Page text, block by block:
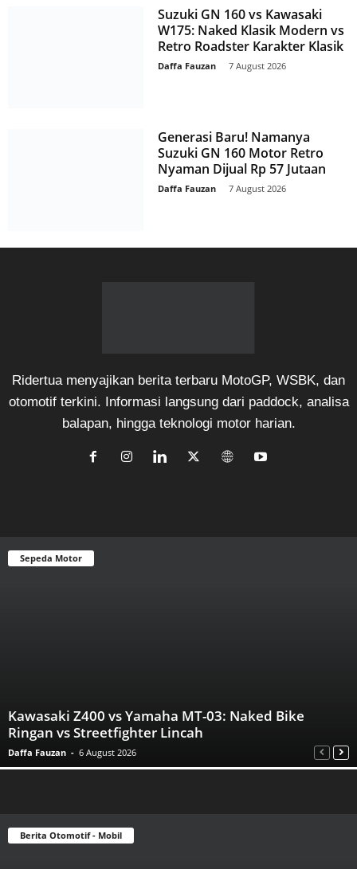
Suzuki GN 160 vs Kawasaki
W175: Naked Klasik Modern vs
Retro Roadster Karakter Klasik
Daffa Fauzan 7 August 2026
Generasi Baru! Namanya
Suzuki GN 160 Motor Retro
Nyaman Dijual Rp 57 Jutaan
Daffa Fauzan 7 August 2026
Ridertua menyajikan berita terbaru MotoGP, WSBK, dan
otomotif terkini. Informasi langsung dari paddock, analisa
balapan, hingga teknologi motor harian.
Sepeda Motor
Kawasaki Z400 vs Yamaha MT-03: Naked Bike
Ringan vs Streetfighter Lincah
Daffa Fauzan - 6 August 2026
Berita Otomotif - Mobil